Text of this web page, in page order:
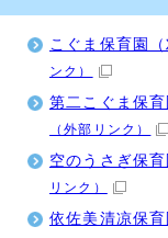
こぐま保育園
ンク）
第二こぐま保
（外部リンク）
空のうさぎ保
リンク）
依佐美清凉保